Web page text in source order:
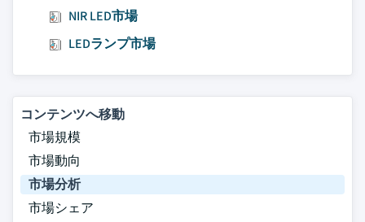
NIR LED市場
LEDランプ市場
コンテンツへ移動
市場規模
市場動向
市場分析
市場シェア